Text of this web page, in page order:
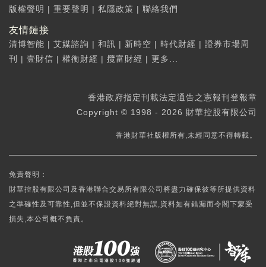
版權聲明 | 重要聲明 | 私隱政策 | 聯絡我們
友情鏈接
清博智能 | 艾媒諮詢 | 和訊 | 新時空 | 時代財經 | 證券市場周
刊
| 壹財信 | 權衡財經 | 攬富財經 | 更多...
香港政府指定刊載法定通告之憲報刊登報章
Copyright © 1998 - 2026 財華控股有限公司
香港財華社版權所有,未經同意不得轉載。
免責聲明：
財華控股有限公司及香港聯合交易所有限公司將盡力確保彼等所提供資料
之準確性及可靠性,但並不保證資料絕對無誤,資料如有錯漏而令閣下蒙受
損失,本公司概不負責。